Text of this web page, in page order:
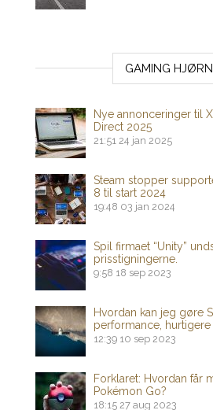
GAMING
Nye annonceringer til
Direct 2025
21:51 24 jan 2025
Steam stopper
8 til start 2024
19:48 03 jan 2024
Spil firmaet “Unity”
prisstigningerne.
9:58 18 sep 2023
Hvordan kan jeg gøre
performance,
12:39 10 sep 2023
Forklaret: Hvordan får
Pokémon Go?
18:15 27 aug 2023